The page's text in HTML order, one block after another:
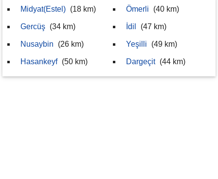
Midyat(Estel) (18 km)
Gercüş (34 km)
Nusaybin (26 km)
Hasankeyf (50 km)
Ömerli (40 km)
İdil (47 km)
Yeşilli (49 km)
Dargeçit (44 km)